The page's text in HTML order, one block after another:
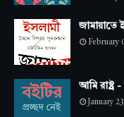
জামায়াতে
February
আমি রাষ্ট্র
January